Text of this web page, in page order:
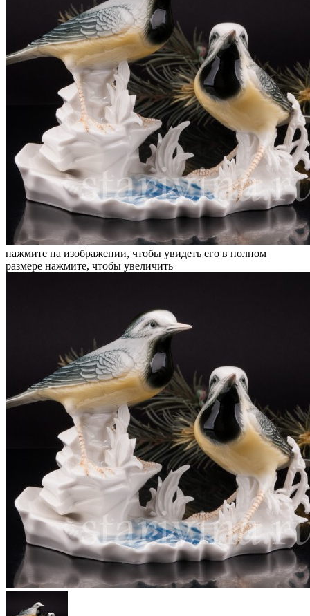
нажмите на изображении, чтобы увидеть его в полном
размере нажмите, чтобы увеличить